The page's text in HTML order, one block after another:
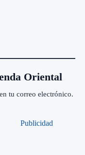
Oriental
tu correo electrónico.